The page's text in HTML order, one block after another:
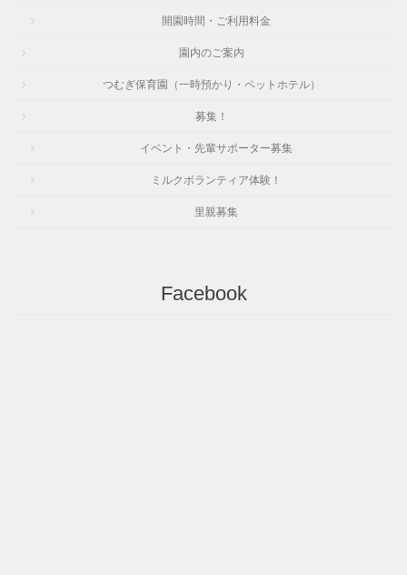
開園時間・ご利用料金
園内のご案内
つむぎ保育園（一時預かり・ペットホテル）
募集！
イベント・先輩サポーター募集
ミルクボランティア体験！
里親募集
Facebook